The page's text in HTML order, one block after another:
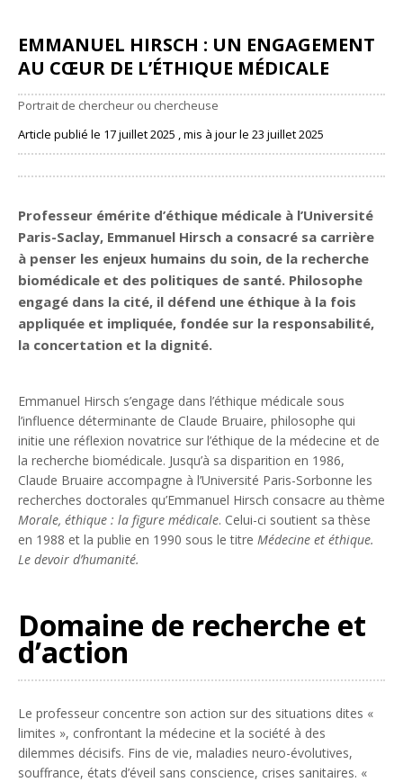
EMMANUEL HIRSCH : UN ENGAGEMENT
AU CŒUR DE L’ÉTHIQUE MÉDICALE
Portrait de chercheur ou chercheuse
Article publié le 17 juillet 2025 , mis à jour le 23 juillet 2025
Professeur émérite d’éthique médicale à l’Université
Paris-Saclay, Emmanuel Hirsch a consacré sa carrière
à penser les enjeux humains du soin, de la recherche
biomédicale et des politiques de santé. Philosophe
engagé dans la cité, il défend une éthique à la fois
appliquée et impliquée, fondée sur la responsabilité,
la concertation et la dignité.
Emmanuel Hirsch s’engage dans l’éthique médicale sous
l’influence déterminante de Claude Bruaire, philosophe qui
initie une réflexion novatrice sur l’éthique de la médecine et de
la recherche biomédicale. Jusqu’à sa disparition en 1986,
Claude Bruaire accompagne à l’Université Paris-Sorbonne les
recherches doctorales qu’Emmanuel Hirsch consacre au thème
Morale, éthique : la figure médicale. Celui-ci soutient sa thèse
en 1988 et la publie en 1990 sous le titre Médecine et éthique.
Le devoir d’humanité.
Domaine de recherche et
d’action
Le professeur concentre son action sur des situations dites «
limites », confrontant la médecine et la société à des
dilemmes décisifs. Fins de vie, maladies neuro-évolutives,
souffrance, états d’éveil sans conscience, crises sanitaires. «